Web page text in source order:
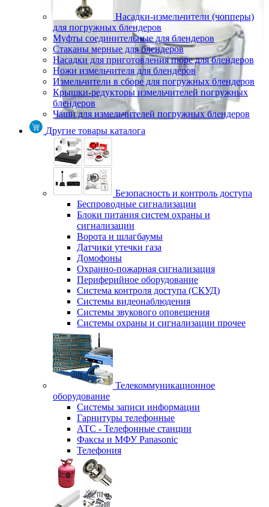
Насадки-измельчители (чопперы)
для погружных блендеров
Муфты соединительные для блендеров
Стаканы мерные для блендеров
Насадки для приготовления пюре для блендеров
Ножи измельчителя для блендеров
Измельчители в сборе для погружных блендеров
Крышки-редукторы измельчителей погружных
блендеров
Чаши для измельчителей погружных блендеров
Другие товары каталога
Безопасность и контроль доступа
Беспроводные сигнализации
Блоки питания систем охраны и
сигнализации
Ворота и шлагбаумы
Датчики утечки газа
Домофоны
Охранно-пожарная сигнализация
Периферийное оборудование
Система контроля доступа (СКУД)
Системы видеонаблюдения
Системы звукового оповещения
Системы охраны и сигнализации прочее
Телекоммуникационное
оборудование
Системы записи информации
Гарнитуры телефонные
АТС - Телефонные станции
Факсы и МФУ Panasonic
Телефония